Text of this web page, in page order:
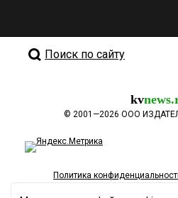
Поиск по сайту
kv
© 2001—2026 ООО
Политика